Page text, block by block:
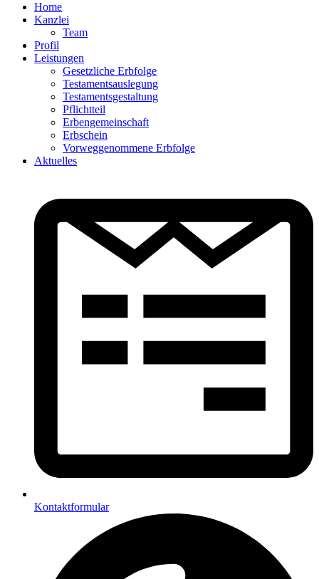
Home
Kanzlei
Team
Profil
Leistungen
Gesetzliche Erbfolge
Testamentsauslegung
Testamentsgestaltung
Pflichtteil
Erbengemeinschaft
Erbschein
Vorweggenommene Erbfolge
Aktuelles
Kontaktformular